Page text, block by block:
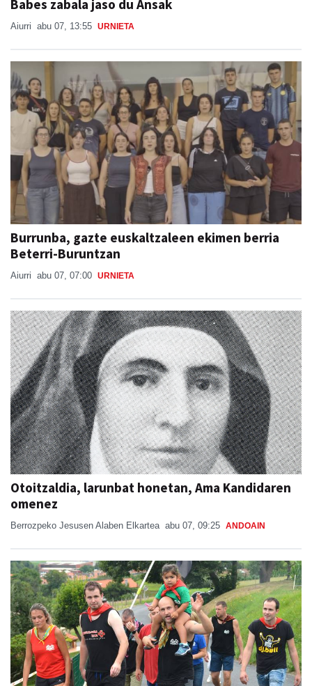
Babes zabala jaso du Ansak
Aiurri abu 07, 13:55 URNIETA
Burrunba, gazte euskaltzaleen ekimen berria
Beterri-Buruntzan
Aiurri abu 07, 07:00 URNIETA
Otoitzaldia, larunbat honetan, Ama Kandidaren
omenez
Berrozpeko Jesusen Alaben Elkartea abu 07, 09:25 ANDOAIN